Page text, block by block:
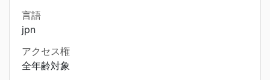
言語
jpn
アクセス権
全年齢対象